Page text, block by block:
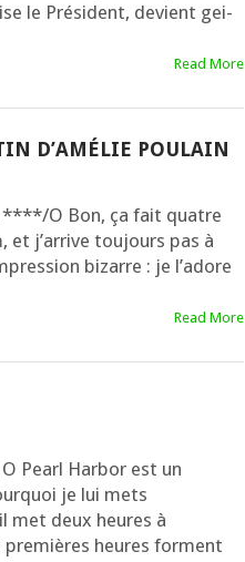
le Président, devient gei­
Read More
D’AMÉLIE POULAIN
****/O Bon, ça fait quatre
et j’ar­rive tou­jours pas à
bizarre : je l’a­dore
Read More
Pearl Harbor est un
je lui mets
met deux heures à
pre­mières heures forment